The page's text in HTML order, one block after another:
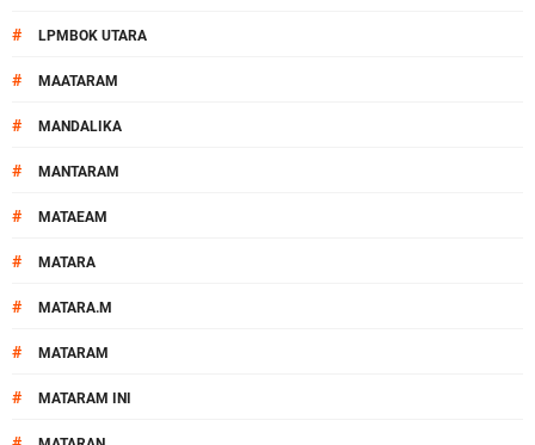
# LPMBOK UTARA
# MAATARAM
# MANDALIKA
# MANTARAM
# MATAEAM
# MATARA
# MATARA.M
# MATARAM
# MATARAM INI